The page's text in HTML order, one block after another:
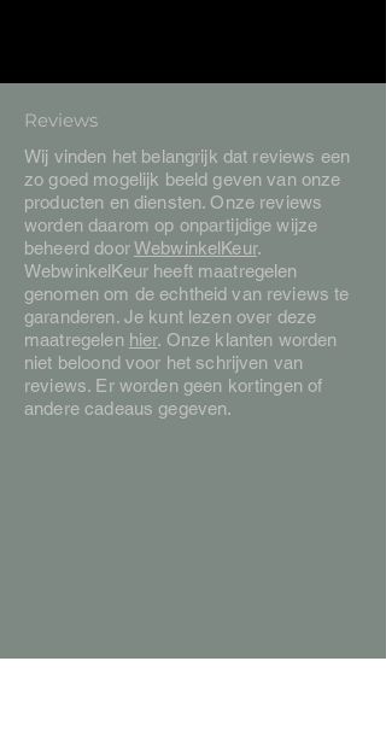
Reviews
Wij vinden het belangrijk dat reviews een
zo goed mogelijk beeld geven van onze
producten en diensten. Onze reviews
worden daarom op onpartijdige wijze
beheerd doorWebwinkelKeur.
WebwinkelKeur heeft maatregelen
genomen om de echtheid van reviews te
garanderen. Je kunt lezen over deze
maatregelen hier. Onze klanten worden
niet beloond voor het schrijven van
reviews. Er worden geen kortingen of
andere cadeaus gegeven.